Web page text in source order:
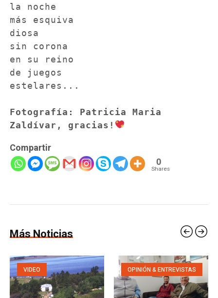
la noche
más esquiva
diosa
sin corona
en su reino
de juegos
estelares...
Fotografía: Patricia Maria
Zaldívar, gracias!
Compartir
0
Shares
Más Noticias
VIDEO OPINIÓN & ENTREVISTAS